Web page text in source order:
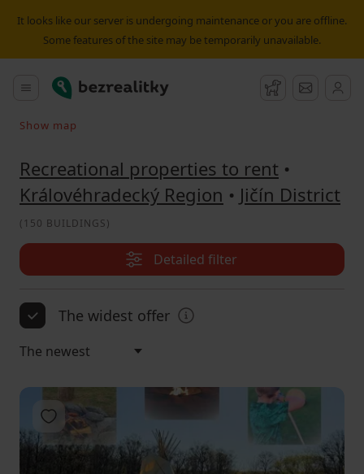
It looks like our server is undergoing maintenance or you are offline.
Some features of the site may be temporarily unavailable.
Main menu
Bezrealitky Watchdog
Search on the map
Show map
Recreational properties to rent •
Královéhradecký Region • Jičín District
( 150 BUILDINGS)
Detailed filter
The widest offer
Add to favorites